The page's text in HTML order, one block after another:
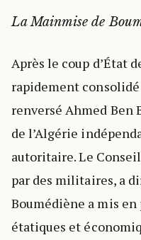
La Mainmise de
Après le coup d’État
rapidement consolidé
renversé Ahmed
de l’Algérie
autoritaire. Le
par des militaires, a
Boumédiène a mis
étatiques et